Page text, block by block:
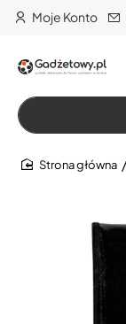
Moje Konto
Szukaj…